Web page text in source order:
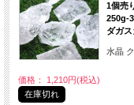
1個売
250g-
ダガ
水晶
価格： 1,210円(税込)
在庫切れ